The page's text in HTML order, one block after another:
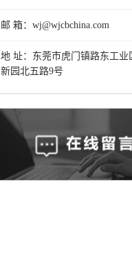
邮 箱：wj@wjcbchina.com
地 址：东莞市虎门镇路东工业
新园北五路9号